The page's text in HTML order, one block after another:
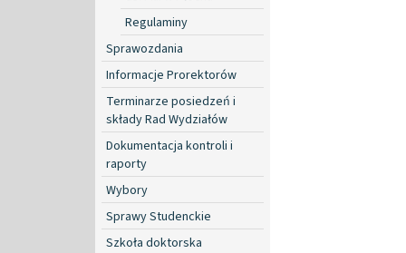
Regulaminy
Sprawozdania
Informacje Prorektorów
Terminarze posiedzeń i
składy Rad Wydziałów
Dokumentacja kontroli i
raporty
Wybory
Sprawy Studenckie
Szkoła doktorska